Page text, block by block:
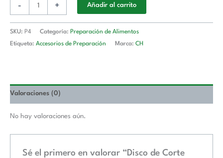
-
mm
PEKIN
P4
cantidad
+ Añadir al carrito
SKU: P4 Categoría: Preparación de Alimentos
Etiqueta: Accesorios de Preparación Marca: CH
Valoraciones (0)
No hay valoraciones aún.
Sé el primero en valorar “Disco de Corte